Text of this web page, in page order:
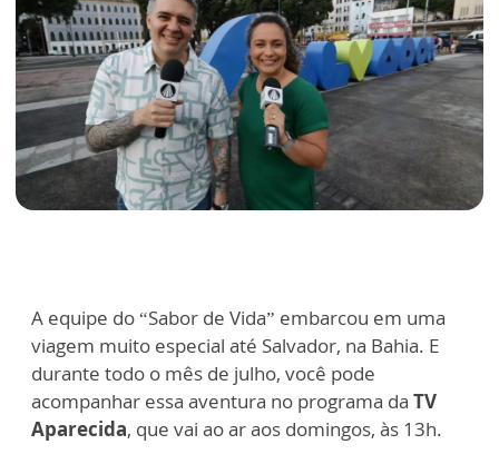
A equipe do “Sabor de Vida” embarcou em uma
viagem muito especial até Salvador, na Bahia. E
durante todo o mês de julho, você pode
acompanhar essa aventura no programa da TV
Aparecida, que vai ao ar aos domingos, às 13h.